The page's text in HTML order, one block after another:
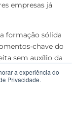
a experiência do
Privacidade.
empresas já
formação sólida
chave do
sem auxílio da
e a lógica
a
constrói